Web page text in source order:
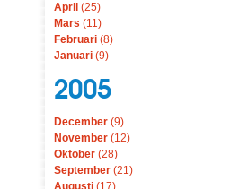
April (25)
Mars (11)
Februari (8)
Januari (9)
2005
December (9)
November (12)
Oktober (28)
September (21)
Augusti (17)